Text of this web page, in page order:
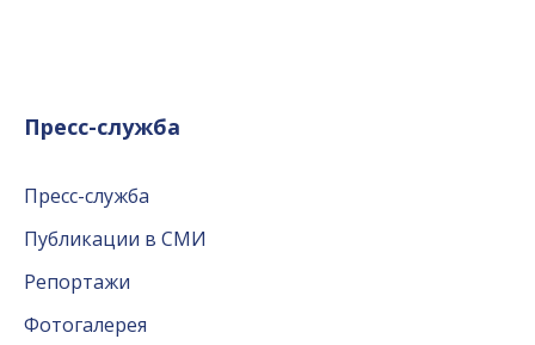
Пресс-служба
Пресс-служба
Публикации в СМИ
Репортажи
Фотогалерея